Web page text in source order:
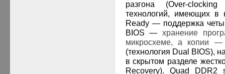
разгона (Over-clocking
технологий, имеющих в
Ready— поддержка
BIOS— хранение
микросхеме, а копии
(технология Dual BIOS),
в скрытом разделе
Recovery). Quad DDR2